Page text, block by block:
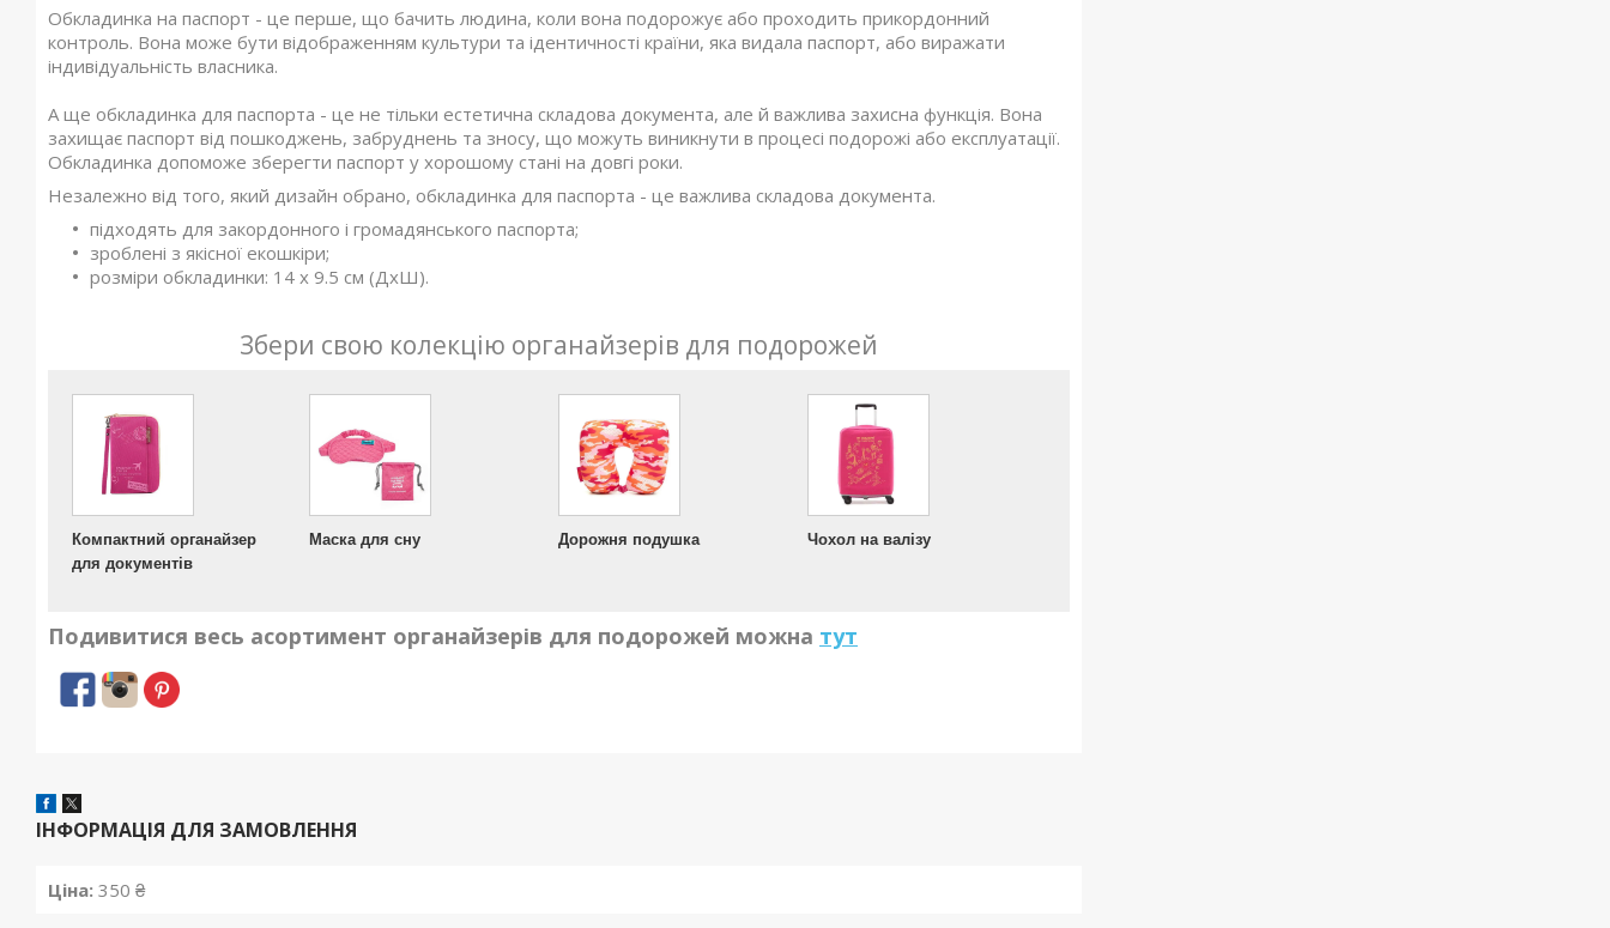
Обкладинка на паспорт - це перше, що бачить людина, коли вона подорожує або проходить прикордонний
контроль. Вона може бути відображенням культури та ідентичності країни, яка видала паспорт, або виражати
індивідуальність власника.
А ще обкладинка для паспорта - це не тільки естетична складова документа, але й важлива захисна функція. Вона
захищає паспорт від пошкоджень, забруднень та зносу, що можуть виникнути в процесі подорожі або експлуатації.
Обкладинка допоможе зберегти паспорт у хорошому стані на довгі роки.
Незалежно від того, який дизайн обрано, обкладинка для паспорта - це важлива складова документа.
підходять для закордонного і громадянського паспорта;
зроблені з якісної екошкіри;
розміри обкладинки: 14 х 9.5 см (ДхШ).
Збери свою колекцію органайзерів для подорожей
Компактний органайзер
для документів
Маска для сну Дорожня подушка Чохол на валізу
Подивитися весь асортимент органайзерів для подорожей можна тут
ІНФОРМАЦІЯ ДЛЯ ЗАМОВЛЕННЯ
Ціна: 350 ₴